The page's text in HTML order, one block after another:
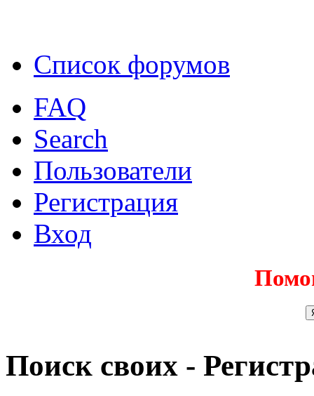
Список форумов
FAQ
Search
Пользователи
Регистрация
Вход
Поиск своих -